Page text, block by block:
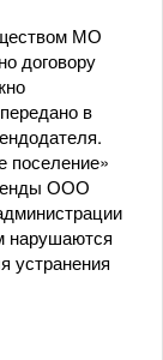
МО
договору
в
поселение»
ООО
нарушаются
устранения